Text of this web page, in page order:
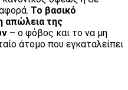
Το βασικό
απώλεια της
– ο φόβος και το να μη
άτομο που εγκαταλείπει